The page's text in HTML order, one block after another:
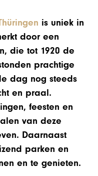
is uniek in
door een
die tot 1920 de
prachtige
dag nog steeds
en praal.
feesten en
van deze
Daarnaast
parken en
en te genieten.